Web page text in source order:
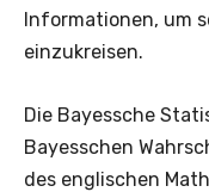
Informationen, um
einzukreisen.
Die Bayessche
Bayesschen
des englischen